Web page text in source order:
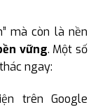
mà còn là nền
vững. Một số
ngay:
trên Google